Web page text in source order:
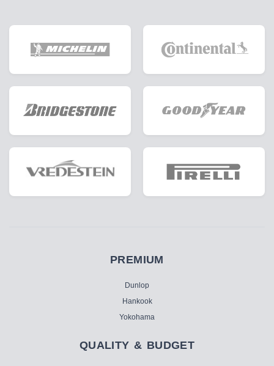
PREMIUM
Dunlop
Hankook
Yokohama
QUALITY & BUDGET